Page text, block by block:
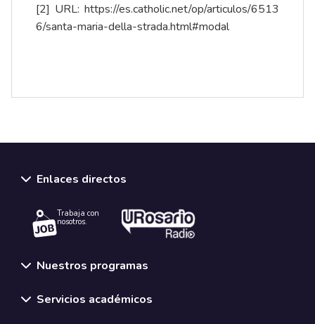
[2] URL: https://es.catholic.net/op/articulos/6513
6/santa-maria-della-strada.html#modal
Enlaces directos
Trabaja con
nosotros.
Nuestros programas
Servicios académicos